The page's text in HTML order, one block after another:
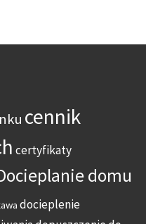
cennik
certyfikaty
domu
docieplenie